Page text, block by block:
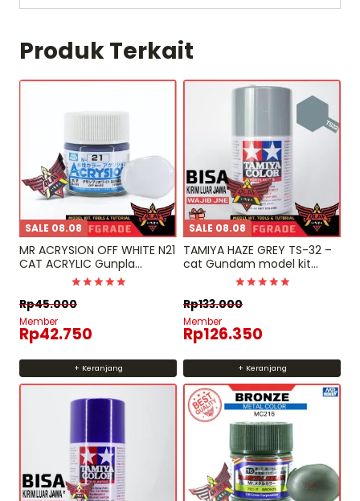
Produk Terkait
SALE 08.08
MR ACRYSION OFF WHITE N21
CAT ACRYLIC Gunpla
Dinilai
5
Rp45.000
Member
Rp42.750
+ Keranjang
SALE 08.08
TAMIYA HAZE GREY TS-32 –
cat Gundam model kit
spray can
Dinilai
5
Rp133.000
Member
Rp126.350
+ Keranjang